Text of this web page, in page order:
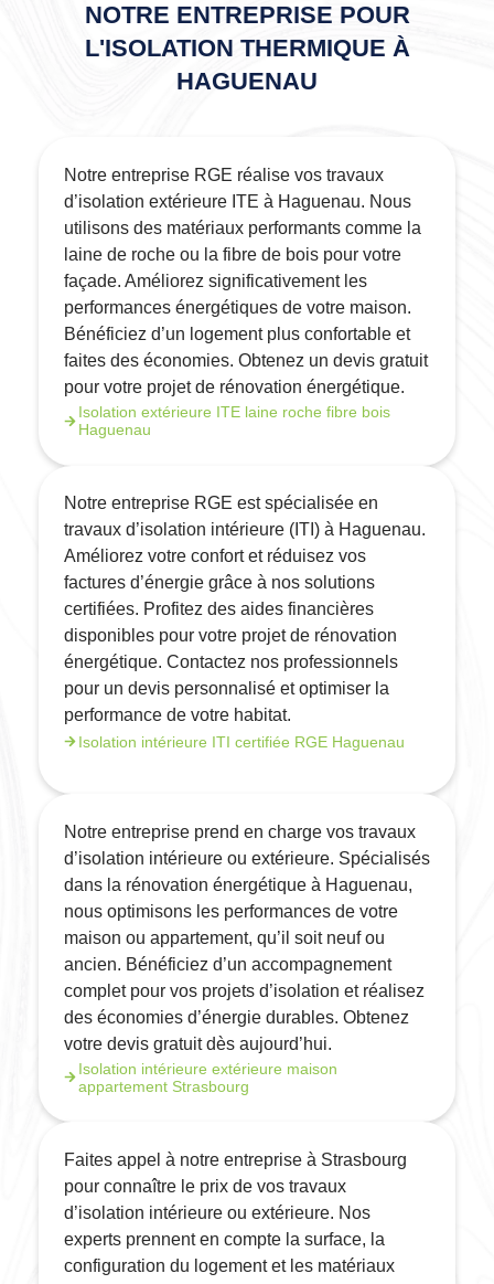
NOTRE ENTREPRISE POUR
L'ISOLATION THERMIQUE À
HAGUENAU
Notre entreprise RGE réalise vos travaux
d’isolation extérieure ITE à Haguenau. Nous
utilisons des matériaux performants comme la
laine de roche ou la fibre de bois pour votre
façade. Améliorez significativement les
performances énergétiques de votre maison.
Bénéficiez d’un logement plus confortable et
faites des économies. Obtenez un devis gratuit
pour votre projet de rénovation énergétique.
Isolation extérieure ITE laine roche fibre bois
Haguenau
Notre entreprise RGE est spécialisée en
travaux d’isolation intérieure (ITI) à Haguenau.
Améliorez votre confort et réduisez vos
factures d’énergie grâce à nos solutions
certifiées. Profitez des aides financières
disponibles pour votre projet de rénovation
énergétique. Contactez nos professionnels
pour un devis personnalisé et optimiser la
performance de votre habitat.
Isolation intérieure ITI certifiée RGE Haguenau
Notre entreprise prend en charge vos travaux
d’isolation intérieure ou extérieure. Spécialisés
dans la rénovation énergétique à Haguenau,
nous optimisons les performances de votre
maison ou appartement, qu’il soit neuf ou
ancien. Bénéficiez d’un accompagnement
complet pour vos projets d’isolation et réalisez
des économies d’énergie durables. Obtenez
votre devis gratuit dès aujourd’hui.
Isolation intérieure extérieure maison
appartement Strasbourg
Faites appel à notre entreprise à Strasbourg
pour connaître le prix de vos travaux
d’isolation intérieure ou extérieure. Nos
experts prennent en compte la surface, la
configuration du logement et les matériaux